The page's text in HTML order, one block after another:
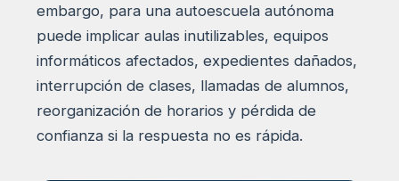
embargo, para una autoescuela autónoma
puede implicar aulas inutilizables, equipos
informáticos afectados, expedientes dañados,
interrupción de clases, llamadas de alumnos,
reorganización de horarios y pérdida de
confianza si la respuesta no es rápida.